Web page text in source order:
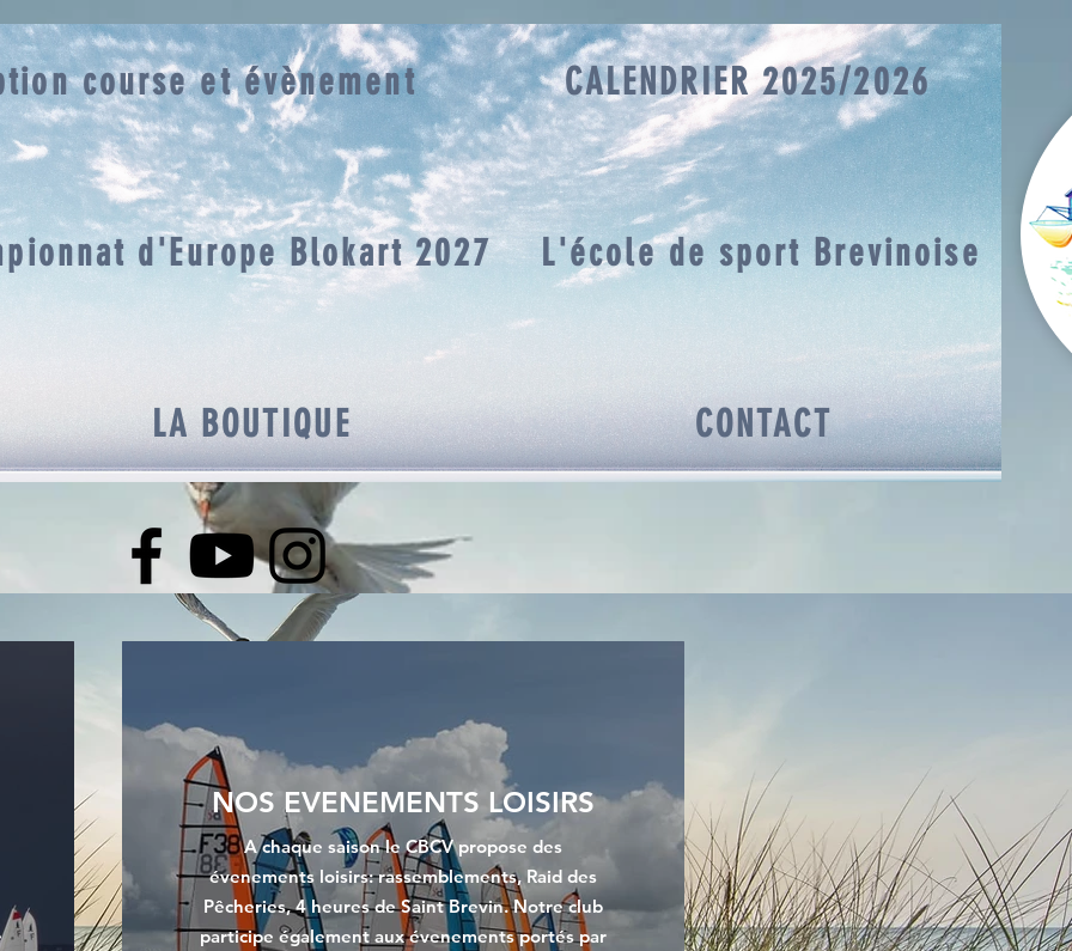
course et évènement CALENDRIER 2025/2026
d'Europe Blokart 2027 L'école de sport Brevinoise
LA BOUTIQUE CONTACT
NOS EVENEMENTS LOISIRS
A chaque saison le CBCV propose des
évenements loisirs: rassemblements, Raid des
Pêcheries, 4 heures de Saint Brevin. Notre club
participe également aux évenements portés par